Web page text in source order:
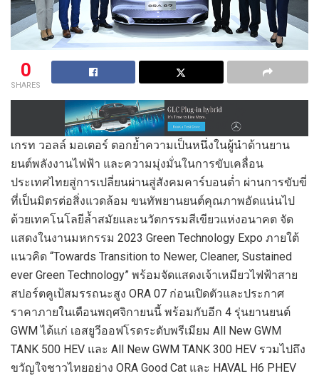
0
SHARES
เกรท วอลล์ มอเตอร์ ตอกย้ำความเป็นหนึ่งในผู้นำด้านยาน
ยนต์พลังงานไฟฟ้า และความมุ่งมั่นในการขับเคลื่อน
ประเทศไทยสู่การเปลี่ยนผ่านสู่สังคมคาร์บอนต่ำ ผ่านการขับขี่
ที่เป็นมิตรต่อสิ่งแวดล้อม ขนทัพยานยนต์คุณภาพอัดแน่นไป
ด้วยเทคโนโลยีล้ำสมัยและนวัตกรรมสีเขียวแห่งอนาคต จัด
แสดงในงานมหกรรม 2023 Green Technology Expo ภายใต้
แนวคิด “Towards Transition to Newer, Cleaner, Sustained
ever Green Technology” พร้อมจัดแสดงเจ้าเหมียวไฟฟ้าสาย
สปอร์ตคูเป้สมรรถนะสูง ORA 07 ก่อนเปิดตัวและประกาศ
ราคาภายในเดือนพฤศจิกายนนี้ พร้อมกับอีก 4 รุ่นยานยนต์
GWM ได้แก่ เอสยูวีออฟโรดระดับพรีเมียม All New GWM
TANK 500 HEV และ All New GWM TANK 300 HEV รวมไปถึง
ขวัญใจชาวไทยอย่าง ORA Good Cat และ HAVAL H6 PHEV